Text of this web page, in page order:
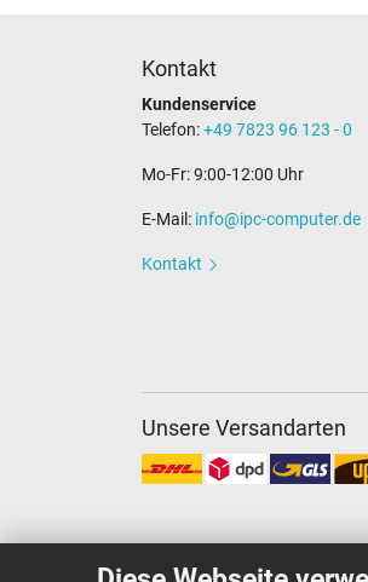
Kontakt
Kundenservice
Telefon:+49 7823 96 123 - 0
Mo-Fr: 9:00-12:00 Uhr
E-Mail: info@ipc-computer.de
Kontakt
Unsere Versandarten